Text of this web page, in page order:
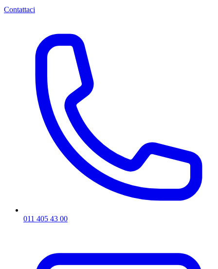
Contattaci
011 405 43 00